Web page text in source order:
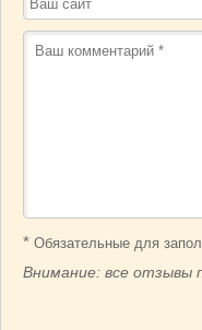
* Обязательные для
Внимание: все отзывы